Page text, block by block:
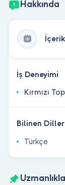
Hakkında
İş Deneyimi
Kırmızı
Bilinen Diller
Türkçe